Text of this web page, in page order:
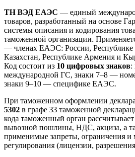
ТН ВЭД ЕАЭС — единый
товаров, разработанный на основе
системы описания и кодирования
таможенной организации.
— членах ЕАЭС: России, Республике
Казахстан, Республике Армения и
Код состоит из 10 цифровых знаков:
международной ГС, знаки 7–8 —
знаки 9–10 — специфике ЕАЭС.
При таможенном оформлении
5302 в графе 33 таможенной
кода таможенный орган
вывозной пошлины, НДС, акциза, а
применимые запреты, ограничения и
регулирования (лицензии,